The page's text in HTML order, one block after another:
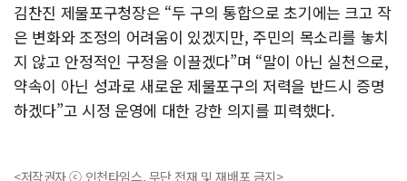
김찬진 제물포구청장은 “두 구의 통합으로 초기에는 크고 작
은 변화와 조정의 어려움이 있겠지만, 주민의 목소리를 놓치
지 않고 안정적인 구정을 이끌겠다”며 “말이 아닌 실천으로,
약속이 아닌 성과로 새로운 제물포구의 저력을 반드시 증명
하겠다”고 시정 운영에 대한 강한 의지를 피력했다.
<저작권자 ⓒ 인천타임스, 무단 전재 및 재배포 금지>